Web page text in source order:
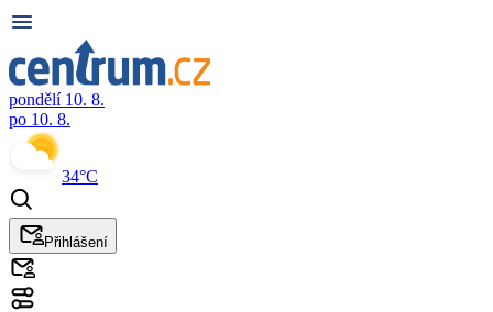
pondělí 10. 8.
po 10. 8.
34°C
Přihlášení